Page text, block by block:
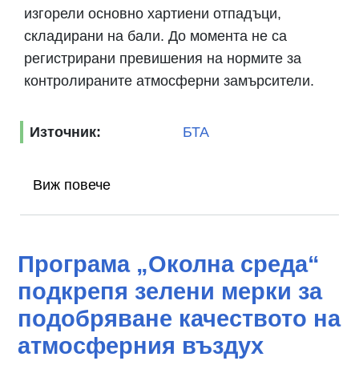
изгорели основно хартиени отпадъци,
складирани на бали. До момента не са
регистрирани превишения на нормите за
контролираните атмосферни замърсители.
Източник: БТА
Виж повече
Програма „Околна среда“
подкрепя зелени мерки за
подобряване качеството на
атмосферния въздух